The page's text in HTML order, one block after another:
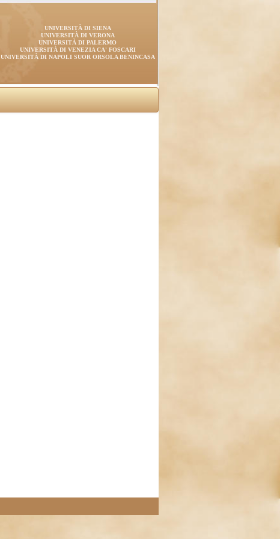
UNIVERSITÀ DI SIENA
UNIVERSITÀ DI VERONA
UNIVERSITÀ DI PALERMO
UNIVERSITÀ DI VENEZIA CA' FOSCARI
UNIVERSITÀ DI NAPOLI SUOR ORSOLA BENINCASA